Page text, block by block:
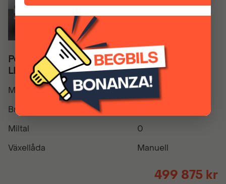
Peugeot Expert Pickup 150hk - OMGÅENDE
LEVERANS!
Modellår
2026
Bränsle
Miltal
0
Växellåda
Manuell
499 875 kr